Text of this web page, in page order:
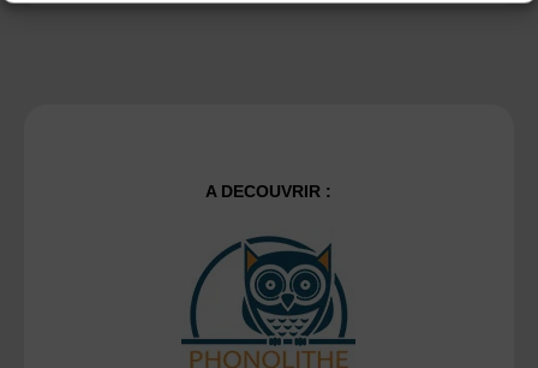
A DECOUVRIR :